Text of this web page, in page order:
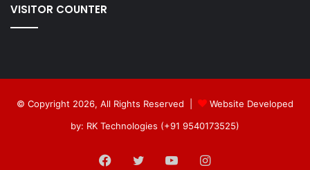
VISITOR COUNTER
© Copyright 2026, All Rights Reserved |
Website Developed
by: RK Technologies (+91 9540173525)
Facebook
TwitterYouTubeInstagram